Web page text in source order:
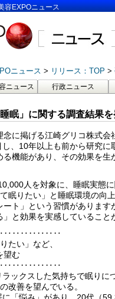
容EXPOニュース
ニュース リリース：TOP
ニュース 行政ニュース
眠」に関する調査結果
念に掲げる江崎グリコ株式
、10年以上も前から研究
機能があり、その効果を
人を対象に、睡眠実態
眠りたい」と睡眠環境の向
ート」という習慣がありま
と効果を実感していること
たい」など、
望む
ックスした気持ちで眠りに
改善を望んでいる。